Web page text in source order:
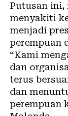
Putusan ini,
menyakiti
menjadi
perempuan
“Kami
dan
terus
dan
perempuan